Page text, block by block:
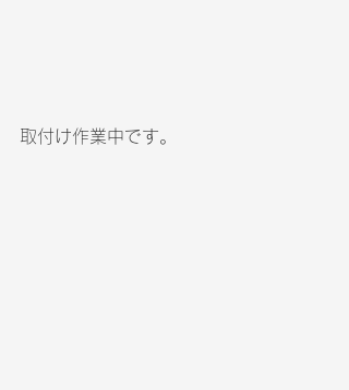
取付け作業中です。